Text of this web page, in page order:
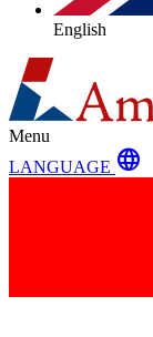
English
Menu
LANGUAGE language